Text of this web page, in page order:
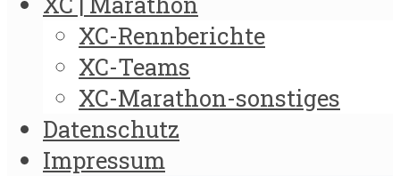
XC-Rennberichte
XC-Teams
XC-Marathon-sonstiges
Datenschutz
Impressum